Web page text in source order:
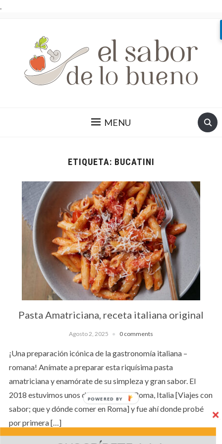
.
MENU
ETIQUETA: BUCATINI
Pasta Amatriciana, receta italiana original
Agosto 2, 2025 0 comments
¡Una preparación icónica de la gastronomía italiana –
romana! Anímate a preparar esta riquísima pasta
amatriciana y enamórate de su simpleza y gran sabor. El
2018 estuvimos unos días de viaje en Roma, Italia [Viajes con
sabor; que y dónde comer en Roma] y fue ahí donde probé
por primera […]
POWERED BY